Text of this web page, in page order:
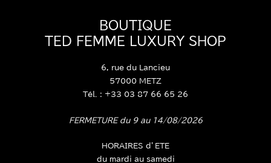
BOUTIQUE
TED FEMME LUXURY SHOP
6, rue du Lancieu
57000 METZ
Tél. : +33 03 87 66 65 26
FERMETURE du 9 au 14/08/2026
HORAIRES d’ETE
du mardi au samedi